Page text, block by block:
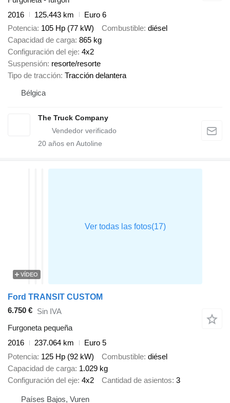
2016
125.443 km
Euro 6
Potencia 105 Hp (77 kW) Combustible diésel
Capacidad de carga 865 kg
Configuración del eje 4x2
Suspensión resorte/resorte
Tipo de tracción Tracción delantera
Bélgica
The Truck Company
20 años en Autoline
VÍDEO
Ford TRANSIT CUSTOM
6.750 € Sin IVA
Furgoneta pequeña
2016
237.064 km
Euro 5
Potencia 125 Hp (92 kW) Combustible diésel
Capacidad de carga 1.029 kg
Configuración del eje 4x2 Cantidad de asientos 3
Países Bajos, Vuren